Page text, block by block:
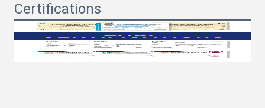
Certifications